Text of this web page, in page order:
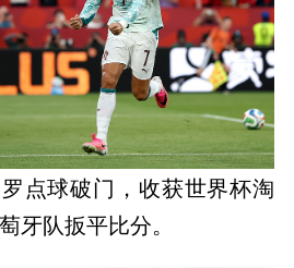
点球破门，收获世界杯淘
牙队扳平比分。